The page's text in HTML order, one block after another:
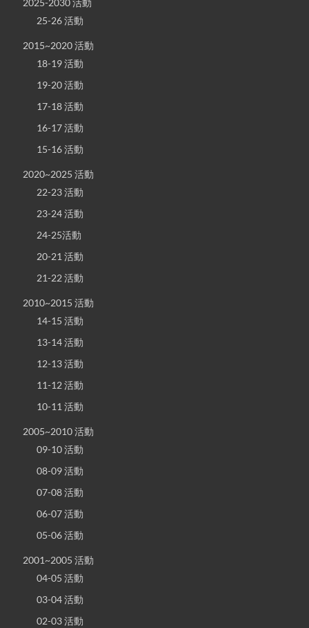
2025-2030 活動
25-26 活動
2015~2020 活動
18-19 活動
19-20 活動
17-18 活動
16-17 活動
15-16 活動
2020~2025 活動
22-23 活動
23-24 活動
24-25活動
20-21 活動
21-22 活動
2010~2015 活動
14-15 活動
13-14 活動
12-13 活動
11-12 活動
10-11 活動
2005~2010 活動
09-10 活動
08-09 活動
07-08 活動
06-07 活動
05-06 活動
2001~2005 活動
04-05 活動
03-04 活動
02-03 活動